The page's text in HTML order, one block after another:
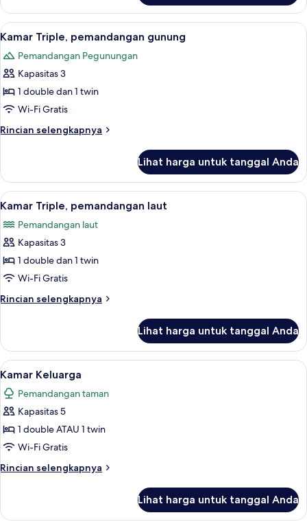
Kamar
Double,
pemandangan
Lihat
semua
foto
untuk
Kamar
Triple,
pemandangan
gunung
Kamar Triple, pemandangan
2
Kamar Triple, pemandangan gunung
Pemandangan Pegunungan
Kapasitas 3
1 double dan 1 twin
Wi-Fi Gratis
Rincian selengkapnya
Rincian
Kamar
Triple,
pemandangan
Lihat harga untuk tanggal Anda
Lihat
semua
foto
untuk
Kamar
Triple,
pemandangan
laut
3
Kamar Triple, pemandangan laut
Pemandangan laut
Kapasitas 3
1 double dan 1 twin
Wi-Fi Gratis
Rincian selengkapnya
Rincian
Kamar
Triple,
pemandangan
Lihat harga untuk tanggal Anda
Lihat
semua
foto
untuk
Kamar
Keluarga
4
Kamar Keluarga
Pemandangan taman
Kapasitas 5
1 double ATAU 1 twin
Wi-Fi Gratis
Rincian selengkapnya
Rincian
Kamar
Lihat harga untuk tanggal Anda